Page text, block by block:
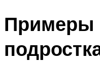
Примеры